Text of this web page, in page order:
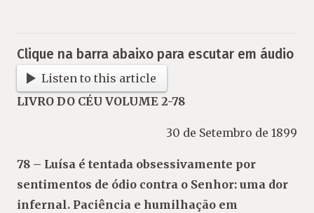
Clique na barra abaixo para escutar em áudio
Listen to this article
LIVRO DO CÉU VOLUME 2-78
30 de Setembro de 1899
78 – Luísa é tentada obsessivamente por
sentimentos de ódio contra o Senhor: uma dor
infernal. Paciência e humilhação em